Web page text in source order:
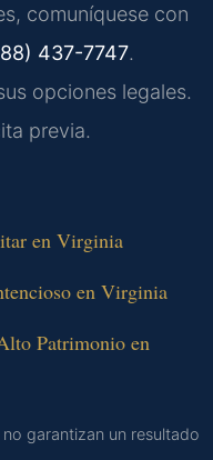
comuníquese con
437-7747.
opciones legales.
previa.
en Virginia
en Virginia
Patrimonio en
garantizan un resultado